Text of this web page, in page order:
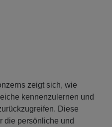
zeigt sich, wie
kennenzulernen und
Diese
die persönliche und